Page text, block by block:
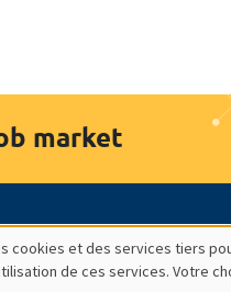
market
Nos engagements
cookies et des services tiers
de ces services. Votre